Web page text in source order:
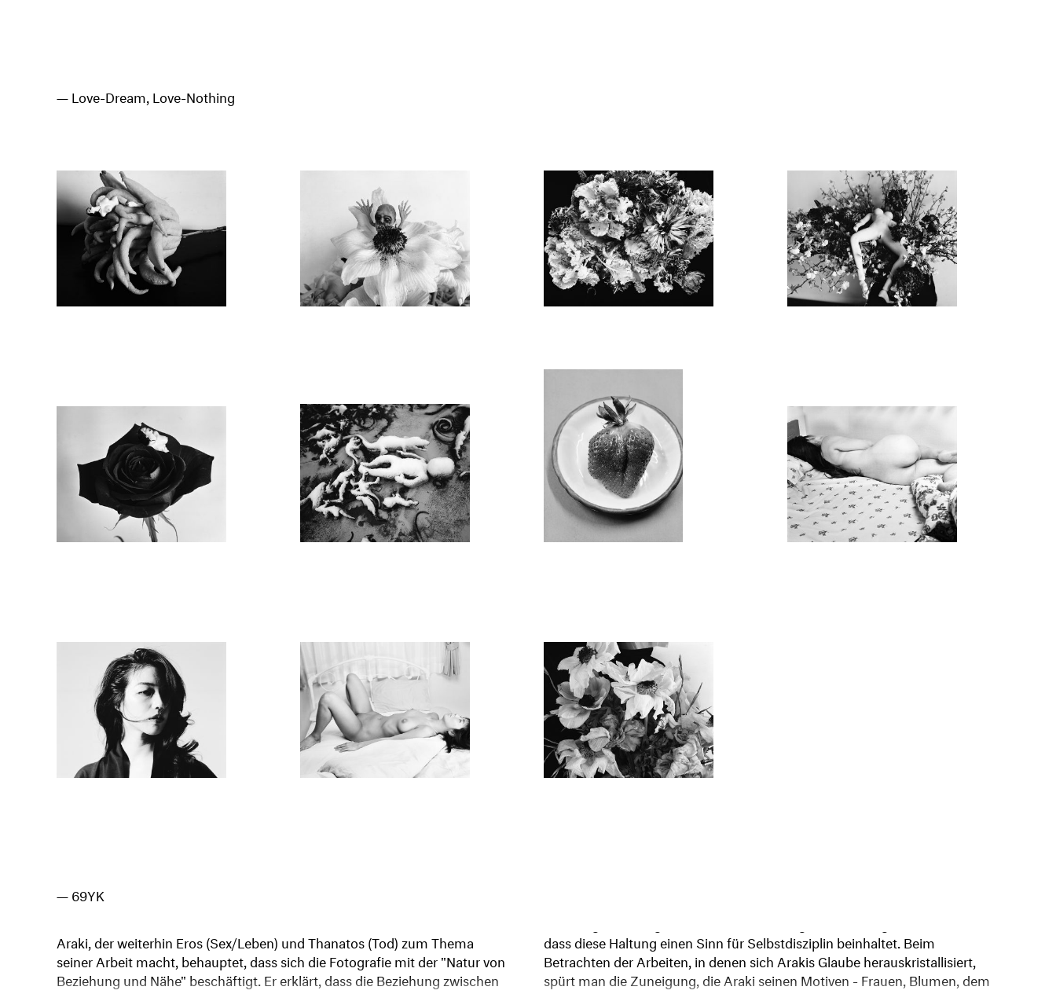
Love-Dream, Love-Nothing
69YK
Araki, der weiterhin Eros (Sex/Leben) und Thanatos (Tod) zum Thema
seiner Arbeit macht, behauptet, dass sich die Fotografie mit der "Natur von
Beziehung und Nähe" beschäftigt. Er erklärt, dass die Beziehung zwischen
dass diese Haltung einen Sinn für Selbstdisziplin beinhaltet. Beim
Betrachten der Arbeiten, in denen sich Arakis Glaube herauskristallisiert,
spürt man die Zuneigung, die Araki seinen Motiven - Frauen, Blumen, dem